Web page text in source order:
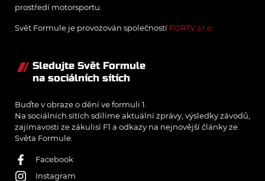
prostředí motorsportu.
Svět Formule je provozován společností FORTV s.r.o.
Sledujte Svět Formule
na sociálních sítích
Buďte v obraze o dění ve formuli 1.
Na sociálních sítích sdílíme aktuální zprávy, výsledky závodů,
zajímavosti ze zákulisí F1 a odkazy na nejnovější články ze
Světa Formule.
Facebook
Instagram